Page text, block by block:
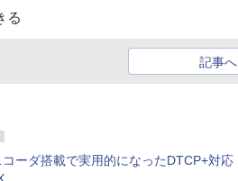
る
記事へ
コーダ搭載で実用的になったDTCP+対応